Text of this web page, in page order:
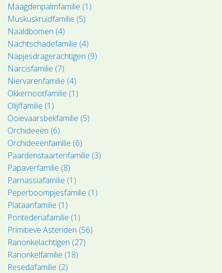
Maagdenpalmfamilie (1)
Muskuskruidfamilie (5)
Naaldbomen (4)
Nachtschadefamilie (4)
Napjesdragerachtigen (9)
Narcisfamilie (7)
Niervarenfamilie (4)
Okkernootfamilie (1)
Olijffamilie (1)
Ooievaarsbekfamilie (5)
Orchideeën (6)
Orchideeënfamilie (6)
Paardenstaartenfamilie (3)
Papaverfamilie (8)
Parnassiafamilie (1)
Peperboompjesfamilie (1)
Plataanfamilie (1)
Pontederiafamilie (1)
Primitieve Asteriden (56)
Ranonkelachtigen (27)
Ranonkelfamilie (18)
Resedafamilie (2)